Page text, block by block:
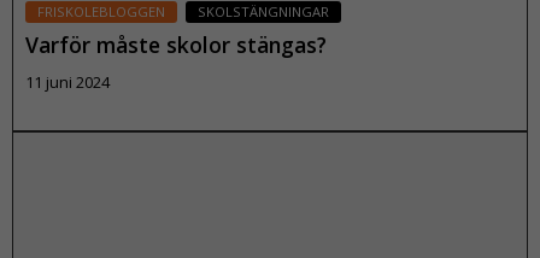
FRISKOLEBLOGGEN SKOLSTÄNGNINGAR
Varför måste skolor stängas?
11 juni 2024